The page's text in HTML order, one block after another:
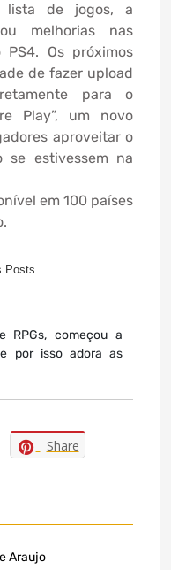
lista de jogos, a
melhorias nas
Os próximos
de fazer upload
para o
Play”, um novo
aproveitar o
se estivessem na
em 100 países
Posts
RPGs, começou a
por isso adora as
Share
Araujo